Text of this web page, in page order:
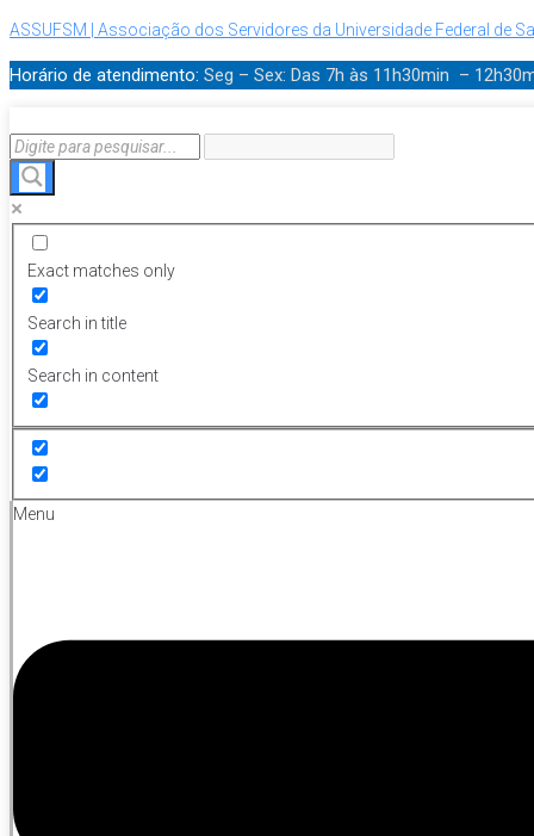
ASSUFSM | Associação dos Servidores da Universidade Federal de
Horário de atendimento: Seg – Sex: Das 7h às 11h30min –
Exact matches only
Search in title
Search in content
Menu